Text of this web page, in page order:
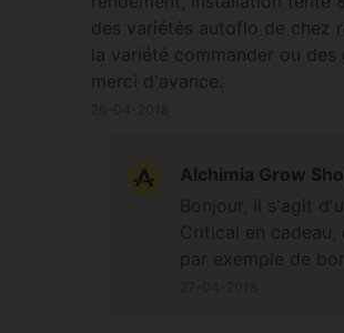
des variétés autoflo de chez
la variété commander ou
merci d'avance.
Alchimia Grow